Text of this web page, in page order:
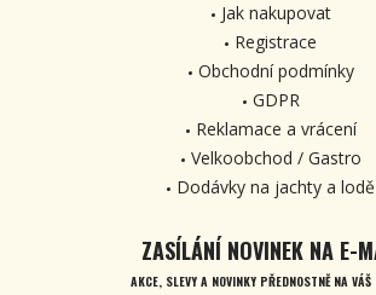
Jak nakupovat
Registrace
Obchodní podmínky
GDPR
Reklamace a vrácení
Velkoobchod / Gastro
Dodávky na jachty a lodě
ZASÍLÁNÍ NOVINEK NA E-
AKCE, SLEVY A NOVINKY PŘEDNOSTNĚ NA